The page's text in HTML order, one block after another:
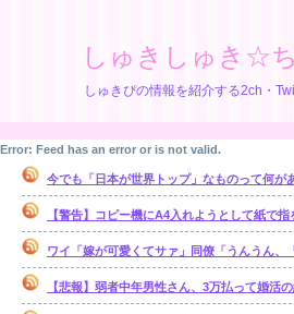
しゅきしゅき☆
しゅきぴの情報を紹介する2ch・
Error: Feed has an error or is not valid.
今でも「日本が世界トップ」なものって何が
【警告】コピー機にA4入れようとして紙で指を切った奴。今す
ワイ「嫁が可愛くてサァ」同僚「うんうん、
【悲報】弱者中年男性さん、3万払って婚活